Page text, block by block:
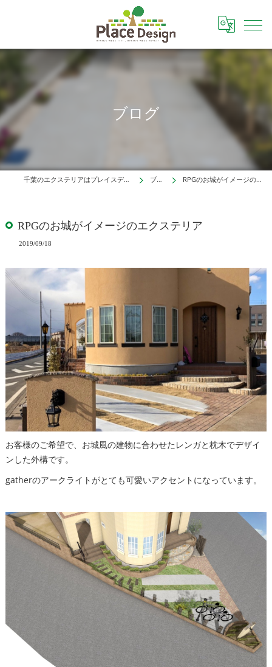
ブログ
千葉のエクステリアはプレイスデザイン株式会社 ブログ RPGのお城がイメージのエクステリア
RPGのお城がイメージのエクステリア
2019/09/18
お客様のご希望で、お城風の建物に合わせたレンガと枕木でデザイ
ンした外構です。
gatherのアークライトがとても可愛いアクセントになっています。